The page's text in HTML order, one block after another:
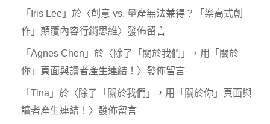
「 Iris Lee 」於〈創意 vs. 量產無法兼得？「樂高式創
作」顛覆內容行銷思維〉發佈留言
「 Agnes Chen 」於〈 除了「關於我們」，用「關於
你」頁面與讀者產生連結！ 〉發佈留言
「 Tina 」於〈 除了「關於我們」，用「關於你」頁面與
讀者產生連結！ 〉發佈留言